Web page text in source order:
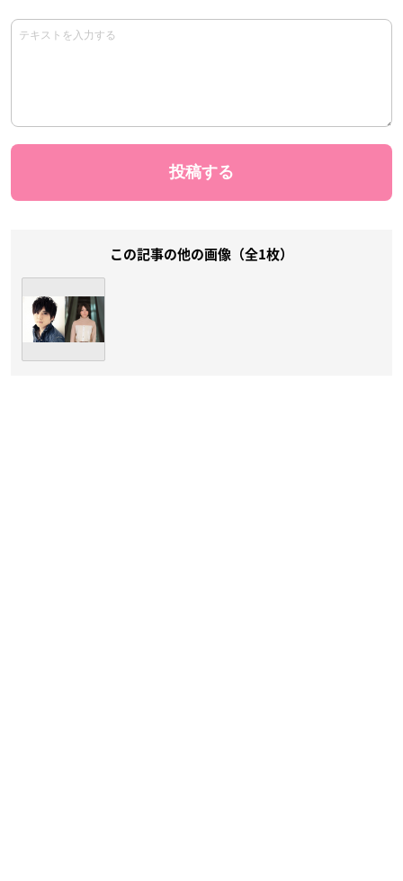
この記事の他の画像（全1枚）